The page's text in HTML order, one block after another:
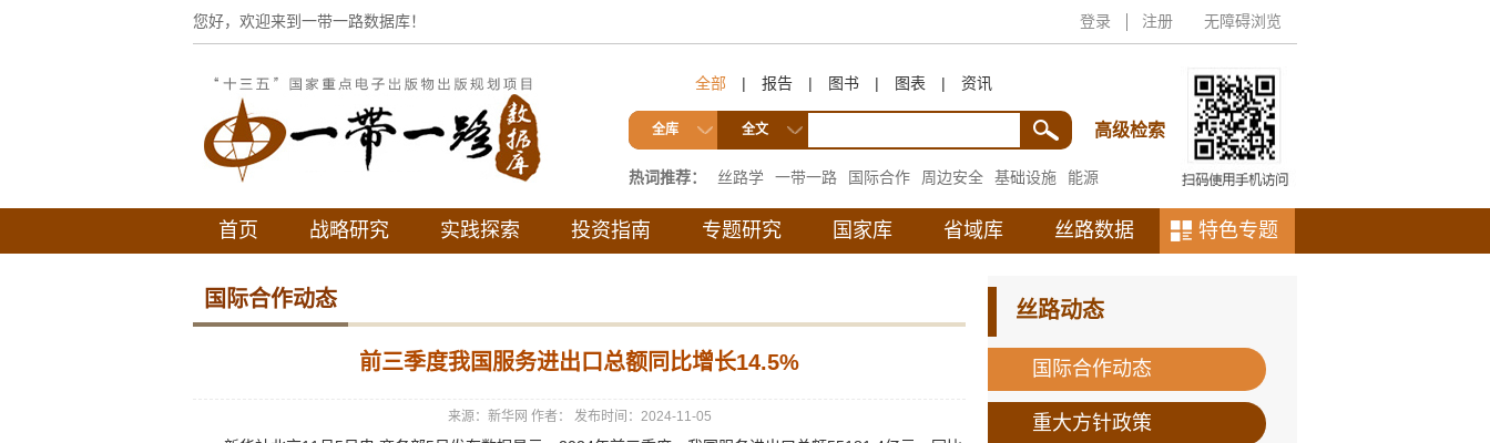
登录 注册 无障碍浏览
您好，欢迎来到一带一路数据库！
全部 | 报告 | 图书 | 图表 | 资讯
全库 全文 高级检索
热词推荐： 丝路学 一带一路 国际合作 周边安全 基础设施
能源
互联互通
首页 战略研究 实践探索 投资指南 专题研究 国家库 省域库 丝路数据 特色专题
国际合作动态
前三季度我国服务进出口总额同比增长14.5%
来源：新华网 作者： 发布时间：2024-11-05
丝路动态
国际合作动态
重大方针政策